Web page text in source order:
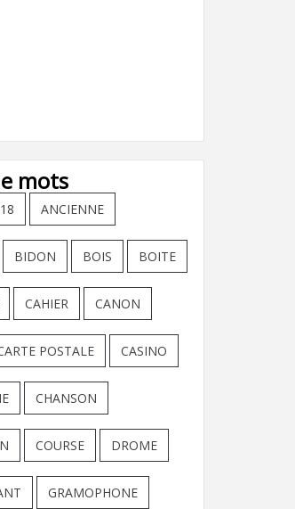
mots
ANCIENNE
BIDON BOIS BOITE
CAHIER CANON
POSTALE CASINO
CHANSON
COURSE DROME
GRAMOPHONE